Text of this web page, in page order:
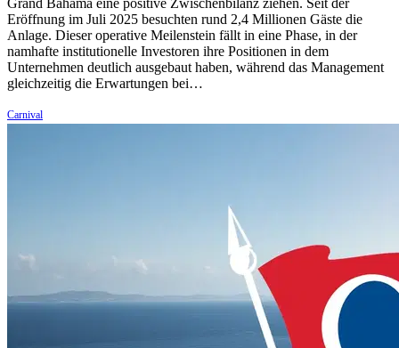
Grand Bahama eine positive Zwischenbilanz ziehen. Seit der
Eröffnung im Juli 2025 besuchten rund 2,4 Millionen Gäste die
Anlage. Dieser operative Meilenstein fällt in eine Phase, in der
namhafte institutionelle Investoren ihre Positionen in dem
Unternehmen deutlich ausgebaut haben, während das Management
gleichzeitig die Erwartungen bei…
Carnival